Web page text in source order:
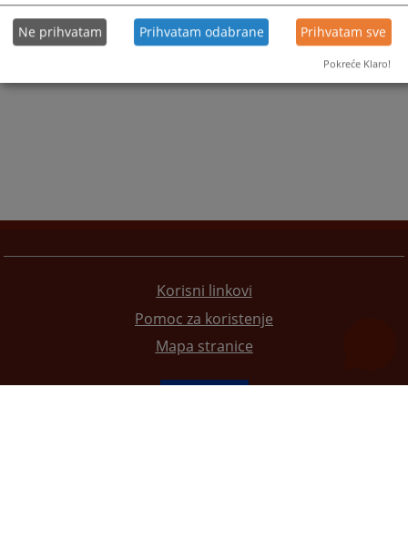
changing
dates.
changing
dates.
Korisni linkovi
Pomoc za koristenje
Mapa stranice
Ne prihvatam Prihvatam odabrane Prihvatam sve
Pokreće Klaro!